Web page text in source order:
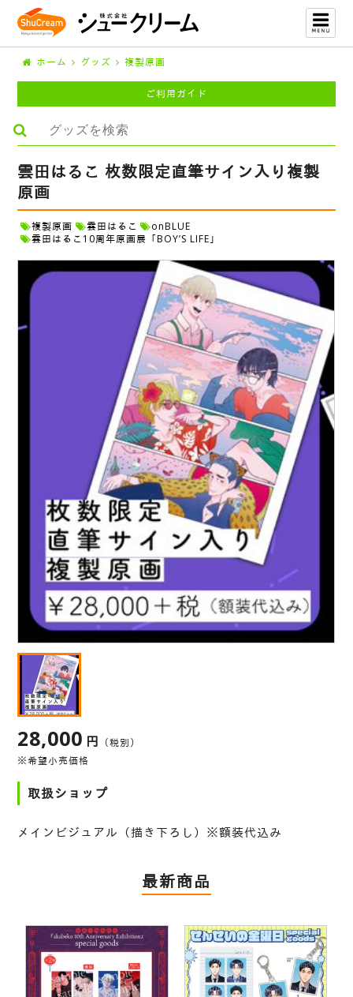
ホーム グッズ 複製原画
ご利用ガイド
雲田はるこ 枚数限定直筆サイン入り複製
原画
複製原画 雲田はるこ
onBLUE
雲田はるこ10周年原画展「BOY’S LIFE」
28,000 円 （税別）
※希望小売価格
取扱ショップ
メインビジュアル（描き下ろし）※額装代込み
最新商品